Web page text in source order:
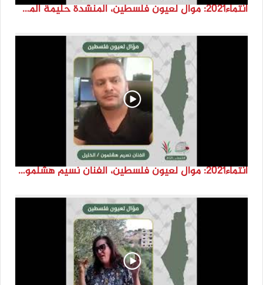
انتماء2021: موال لعيون فلسطين، المنشدة حليمة المصري، لبنان
انتماء2021: موال لعيون فلسطين، الفنان نسيم هشلمون، فلسطين